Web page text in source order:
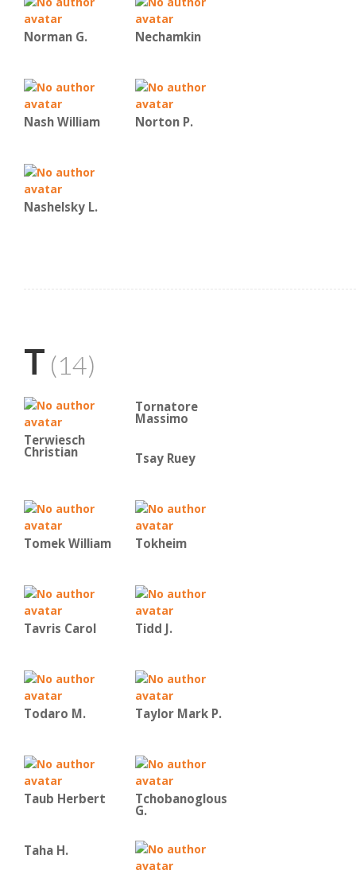
Norman G. Nechamkin
Nash William Norton P.
Nashelsky L.
T (14)
Terwiesch
Christian
Tornatore
Massimo
Tsay Ruey
Tomek William Tokheim
Tavris Carol Tidd J.
Todaro M. Taylor Mark P.
Taub Herbert Tchobanoglous
G.
Taha H.